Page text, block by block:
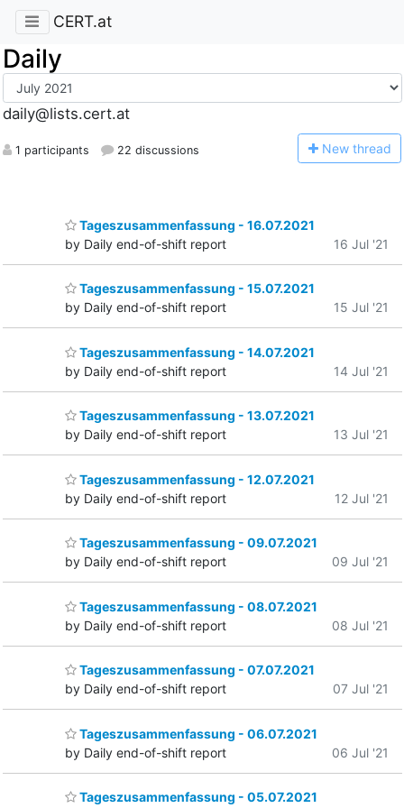
CERT.at
Daily
daily@lists.cert.at
1 participants 22 discussions New thread
Tageszusammenfassung - 16.07.2021
by Daily end-of-shift report
16 Jul '21
Tageszusammenfassung - 15.07.2021
by Daily end-of-shift report
15 Jul '21
Tageszusammenfassung - 14.07.2021
by Daily end-of-shift report
14 Jul '21
Tageszusammenfassung - 13.07.2021
by Daily end-of-shift report
13 Jul '21
Tageszusammenfassung - 12.07.2021
by Daily end-of-shift report
12 Jul '21
Tageszusammenfassung - 09.07.2021
by Daily end-of-shift report
09 Jul '21
Tageszusammenfassung - 08.07.2021
by Daily end-of-shift report
08 Jul '21
Tageszusammenfassung - 07.07.2021
by Daily end-of-shift report
07 Jul '21
Tageszusammenfassung - 06.07.2021
by Daily end-of-shift report
06 Jul '21
Tageszusammenfassung - 05.07.2021